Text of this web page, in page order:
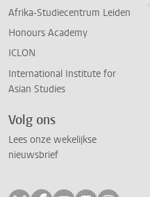
Afrika-Studiecentrum Leiden
Honours Academy
ICLON
International Institute for
Asian Studies
Volg ons
Lees onze wekelijkse
nieuwsbrief